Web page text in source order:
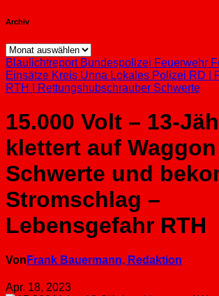
Archiv
Archiv
Blaulichtreport Bundespolizei Feuerwehr
Einsätze Kreis Unna Lokales Polizei RD |
RTH | Rettungshubschrauber Schwerte
15.000 Volt – 13-
klettert auf
Schwerte und
Stromschlag –
Lebensgefahr RTH
Von Frank Bauermann, Redaktion
Apr. 18, 2023